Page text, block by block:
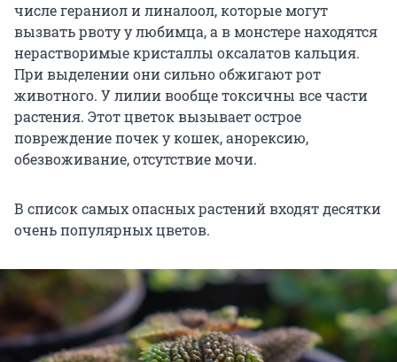
числе гераниол и линалоол, которые могут
вызвать рвоту у любимца, а в монстере находятся
нерастворимые кристаллы оксалатов кальция.
При выделении они сильно обжигают рот
животного. У лилии вообще токсичны все части
растения. Этот цветок вызывает острое
повреждение почек у кошек, анорексию,
обезвоживание, отсутствие мочи.
В список самых опасных растений входят десятки
очень популярных цветов.